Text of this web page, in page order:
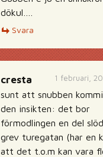
dökul….
Svara
1 februari,
cresta
sunt att snubben
den insikten: det bor
förmodlingen en del
grev turegatan (har en
att det t.o.m kan vara